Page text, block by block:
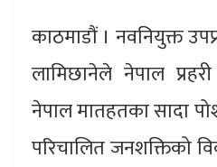
काठमाडौं । नवनियुक्त
लामिछानेले नेपाल
नेपाल मातहतका सादा
परिचालित जनशक्तिको